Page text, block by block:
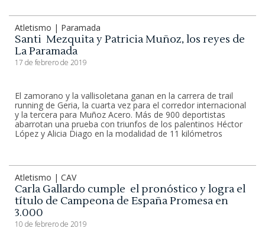
Atletismo | Paramada
Santi Mezquita y Patricia Muñoz, los reyes de
La Paramada
17 de febrero de 2019
El zamorano y la vallisoletana ganan en la carrera de trail
running de Geria, la cuarta vez para el corredor internacional
y la tercera para Muñoz Acero. Más de 900 deportistas
abarrotan una prueba con triunfos de los palentinos Héctor
López y Alicia Diago en la modalidad de 11 kilómetros
Atletismo | CAV
Carla Gallardo cumple el pronóstico y logra el
título de Campeona de España Promesa en
3.000
10 de febrero de 2019